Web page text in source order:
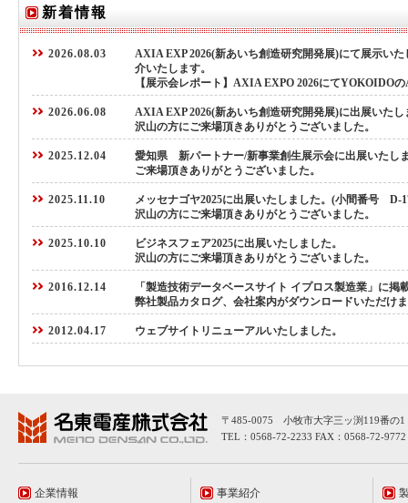
新着情報
2026.08.03
AXIA EXP 2026(新あいち創造研究開発展)にて展示いた
介いたします。
【展示会レポート】AXIA EXPO 2026にてYOKOIDO
2026.06.08 AXIA EXP 2026(新あいち創造研究開発展)に出展いたし
沢山の方にご来場頂きありがとうございました。
2025.12.04
愛知県 新パートナー/新事業創生展示会に出展いたし
ご来場頂きありがとうございました。
2025.11.10 メッセナゴヤ2025に出展いたしました。 (小間番号 D-
沢山の方にご来場頂きありがとうございました。
2025.10.10 ビジネスフェア2025に出展いたしました。
沢山の方にご来場頂きありがとうございました。
2016.12.14 「製造技術データベースサイト イプロス製造業」 に掲
弊社製品カタログ、会社案内がダウンロードいただけ
2012.04.17 ウェブサイトリニューアルいたしました。
〒485-0075 小牧市大字三ッ渕119番の1
TEL：0568-72-2233 FAX：0568-72-9772
企業情報 事業紹介